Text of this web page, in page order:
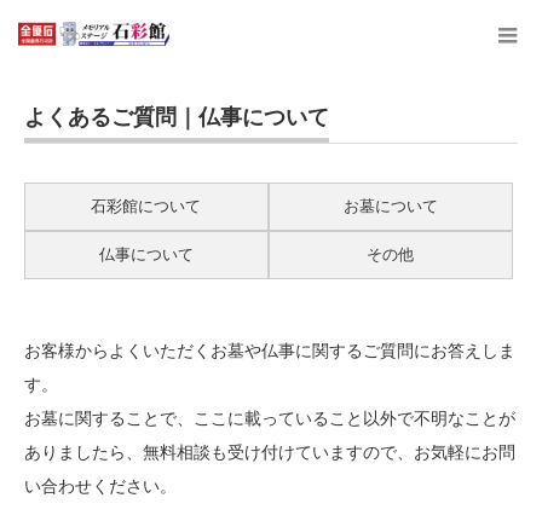
よくあるご質問｜仏事について
石彩館について お墓について
仏事について その他
お客様からよくいただくお墓や仏事に関するご質問にお答えしま
す。
お墓に関することで、ここに載っていること以外で不明なことが
ありましたら、無料相談も受け付けていますので、お気軽にお問
い合わせください。